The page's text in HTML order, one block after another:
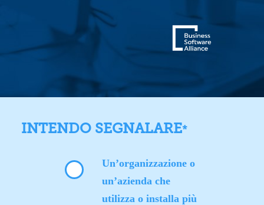
INTENDO SEGNALARE*
Un’organizzazione o
un’azienda che
utilizza o installa più